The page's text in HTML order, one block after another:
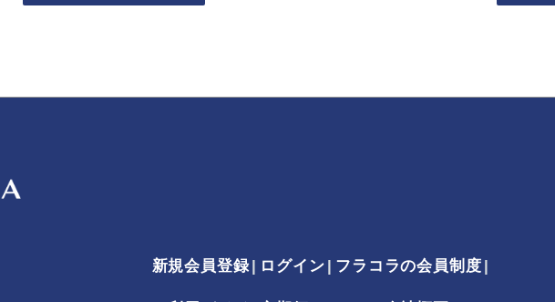
新規会員登録 ログイン フラコラの会員制度